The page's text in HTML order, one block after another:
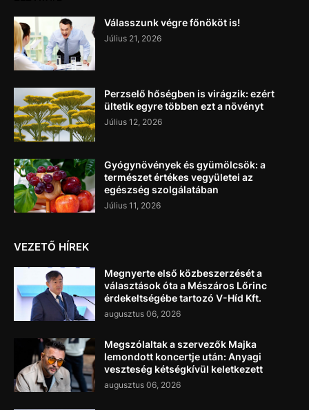
Válasszunk végre főnököt is!
Július 21, 2026
Perzselő hőségben is virágzik: ezért
ültetik egyre többen ezt a növényt
Július 12, 2026
Gyógynövények és gyümölcsök: a
természet értékes vegyületei az
egészség szolgálatában
Július 11, 2026
VEZETŐ HÍREK
Megnyerte első közbeszerzését a
választások óta a Mészáros Lőrinc
érdekeltségébe tartozó V-Híd Kft.
augusztus 06, 2026
Megszólaltak a szervezők Majka
lemondott koncertje után: Anyagi
veszteség kétségkívül keletkezett
augusztus 06, 2026